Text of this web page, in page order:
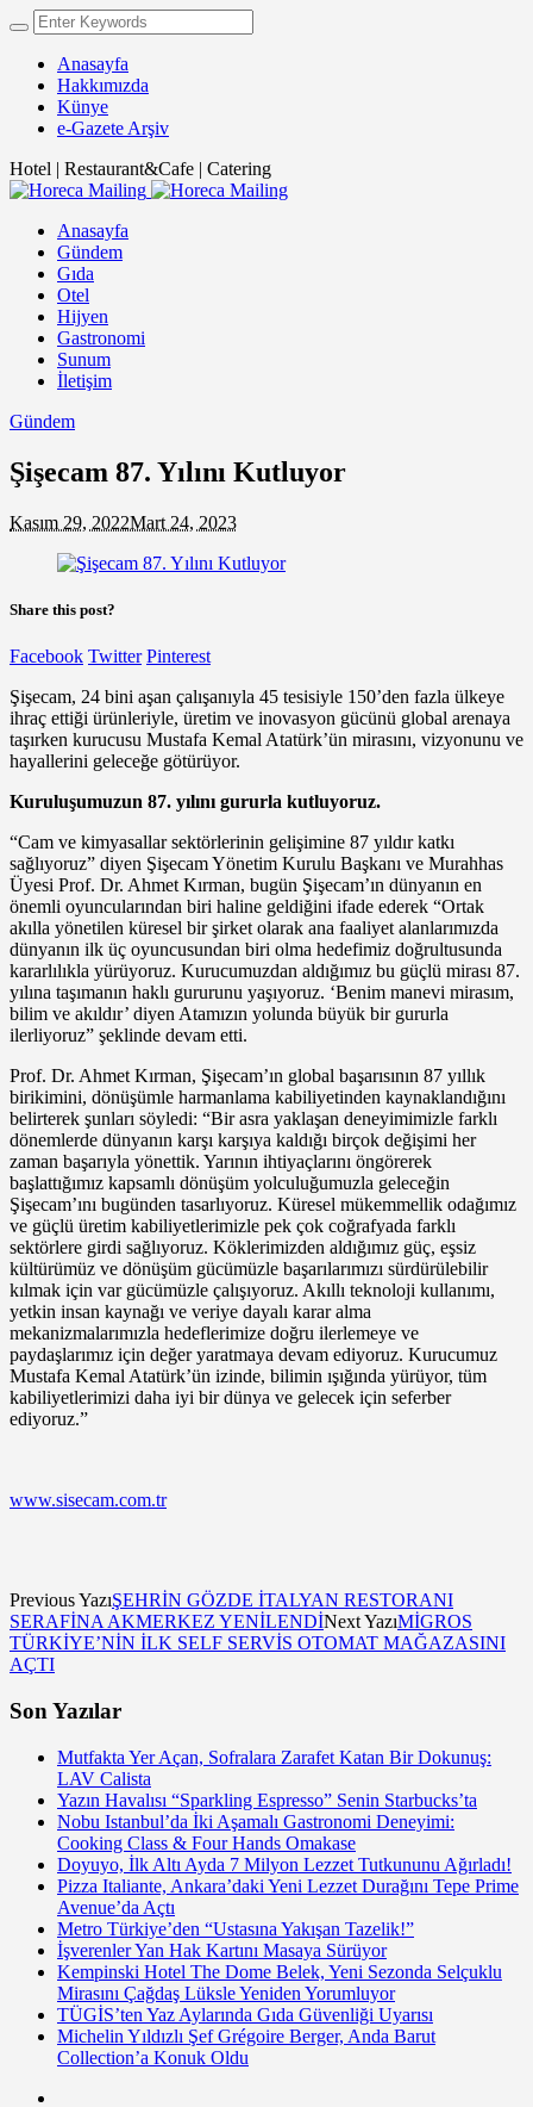
Anasayfa
Hakkımızda
Künye
e-Gazete Arşiv
Hotel | Restaurant&Cafe | Catering
Anasayfa
Gündem
Gıda
Otel
Hijyen
Gastronomi
Sunum
İletişim
Gündem
Şişecam 87. Yılını Kutluyor
Kasım 29, 2022Mart 24, 2023
Share this post?
Facebook Twitter Pinterest
Şişecam, 24 bini aşan çalışanıyla 45 tesisiyle 150’den fazla ülkeye
ihraç ettiği ürünleriyle, üretim ve inovasyon gücünü global arenaya
taşırken kurucusu Mustafa Kemal Atatürk’ün mirasını, vizyonunu ve
hayallerini geleceğe götürüyor.
Kuruluşumuzun 87. yılını gururla kutluyoruz.
“Cam ve kimyasallar sektörlerinin gelişimine 87 yıldır katkı
sağlıyoruz” diyen Şişecam Yönetim Kurulu Başkanı ve Murahhas
Üyesi Prof. Dr. Ahmet Kırman, bugün Şişecam’ın dünyanın en
önemli oyuncularından biri haline geldiğini ifade ederek “Ortak
akılla yönetilen küresel bir şirket olarak ana faaliyet alanlarımızda
dünyanın ilk üç oyuncusundan biri olma hedefimiz doğrultusunda
kararlılıkla yürüyoruz. Kurucumuzdan aldığımız bu güçlü mirası 87.
yılına taşımanın haklı gururunu yaşıyoruz. ‘Benim manevi mirasım,
bilim ve akıldır’ diyen Atamızın yolunda büyük bir gururla
ilerliyoruz” şeklinde devam etti.
Prof. Dr. Ahmet Kırman, Şişecam’ın global başarısının 87 yıllık
birikimini, dönüşümle harmanlama kabiliyetinden kaynaklandığını
belirterek şunları söyledi: “Bir asra yaklaşan deneyimimizle farklı
dönemlerde dünyanın karşı karşıya kaldığı birçok değişimi her
zaman başarıyla yönettik. Yarının ihtiyaçlarını öngörerek
başlattığımız kapsamlı dönüşüm yolculuğumuzla geleceğin
Şişecam’ını bugünden tasarlıyoruz. Küresel mükemmellik odağımız
ve güçlü üretim kabiliyetlerimizle pek çok coğrafyada farklı
sektörlere girdi sağlıyoruz. Köklerimizden aldığımız güç, eşsiz
kültürümüz ve dönüşüm gücümüzle başarılarımızı sürdürülebilir
kılmak için var gücümüzle çalışıyoruz. Akıllı teknoloji kullanımı,
yetkin insan kaynağı ve veriye dayalı karar alma
mekanizmalarımızla hedeflerimize doğru ilerlemeye ve
paydaşlarımız için değer yaratmaya devam ediyoruz. Kurucumuz
Mustafa Kemal Atatürk’ün izinde, bilimin ışığında yürüyor, tüm
kabiliyetlerimizi daha iyi bir dünya ve gelecek için seferber
ediyoruz.”
www.sisecam.com.tr
Previous YazıŞEHRİN GÖZDE İTALYAN RESTORANI
SERAFİNA AKMERKEZ YENİLENDİNext YazıMİGROS
TÜRKİYE’NİN İLK SELF SERVİS OTOMAT MAĞAZASINI
AÇTI
Son Yazılar
Mutfakta Yer Açan, Sofralara Zarafet Katan Bir Dokunuş:
LAV Calista
Yazın Havalısı “Sparkling Espresso” Senin Starbucks’ta
Nobu Istanbul’da İki Aşamalı Gastronomi Deneyimi:
Cooking Class & Four Hands Omakase
Doyuyo, İlk Altı Ayda 7 Milyon Lezzet Tutkununu Ağırladı!
Pizza Italiante, Ankara’daki Yeni Lezzet Durağını Tepe Prime
Avenue’da Açtı
Metro Türkiye’den “Ustasına Yakışan Tazelik!”
İşverenler Yan Hak Kartını Masaya Sürüyor
Kempinski Hotel The Dome Belek, Yeni Sezonda Selçuklu
Mirasını Çağdaş Lüksle Yeniden Yorumluyor
TÜGİS’ten Yaz Aylarında Gıda Güvenliği Uyarısı
Michelin Yıldızlı Şef Grégoire Berger, Anda Barut
Collection’a Konuk Oldu